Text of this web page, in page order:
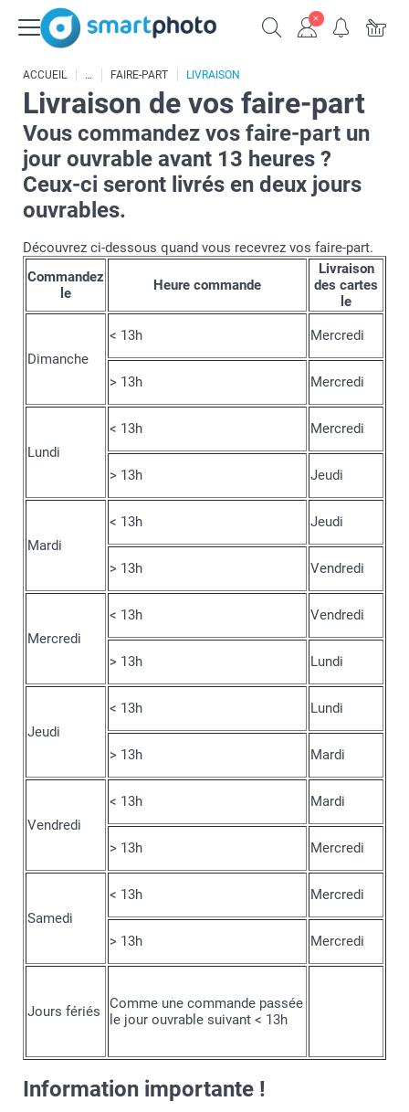
ACCUEIL FAIRE-PART LIVRAISON
Livraison de vos faire-part
Vous commandez vos faire-part un
jour ouvrable avant 13 heures ?
Ceux-ci seront livrés en deux jours
ouvrables.
Découvrez ci-dessous quand vous recevrez vos faire-part.
Commandez
le
Heure commande
Livraison
des cartes
le
Dimanche
< 13h Mercredi
> 13h Mercredi
Lundi
< 13h Mercredi
> 13h Jeudi
Mardi
< 13h Jeudi
> 13h Vendredi
Mercredi
< 13h Vendredi
> 13h Lundi
Jeudi
< 13h Lundi
> 13h Mardi
Vendredi
< 13h Mardi
> 13h Mercredi
Samedi
< 13h Mercredi
> 13h Mercredi
Jours fériés
Comme une commande passée
le jour ouvrable suivant < 13h
Information importante !